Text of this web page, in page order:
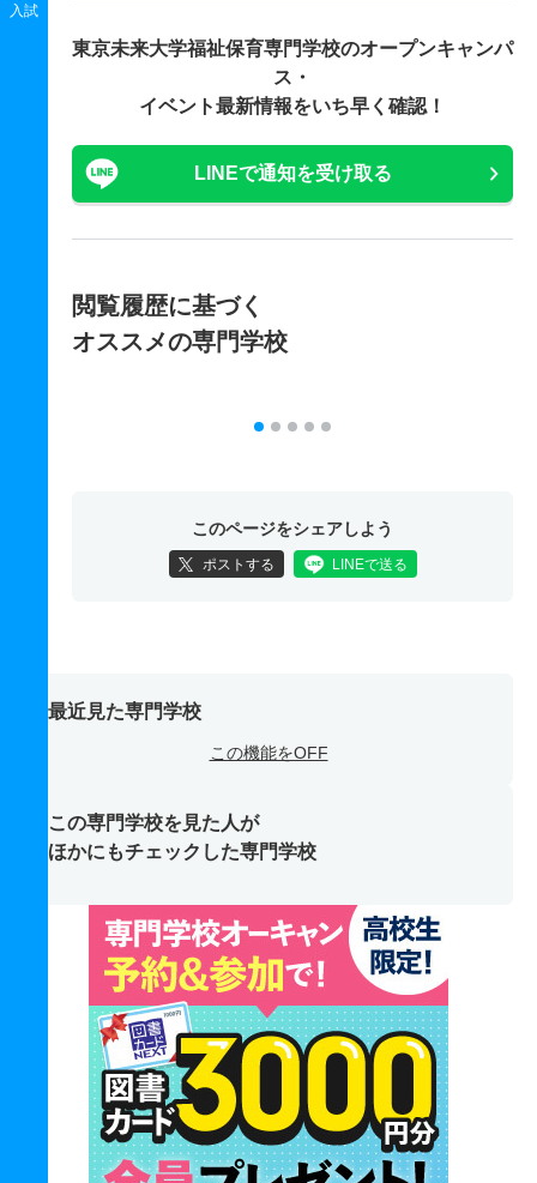
入試
東京未来大学福祉保育専門学校のオープンキャンパ
ス・
イベント最新情報をいち早く確認！
LINEで通知を受け取る
閲覧履歴に基づく
オススメの専門学校
このページをシェアしよう
ポストする LINEで送る
最近見た専門学校
この機能をOFF
この専門学校を見た人が
ほかにもチェックした専門学校